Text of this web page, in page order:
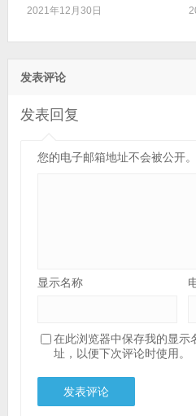
2021年12月30日
发表评论
发表回复
您的电子邮箱地址不会被公开。
显示名称
在此浏览器中保存我的显示
址，以便下次评论时使用。